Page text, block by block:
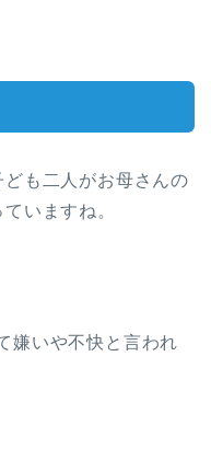
も二人がお母さんの
いますね。
嫌いや不快と言われ